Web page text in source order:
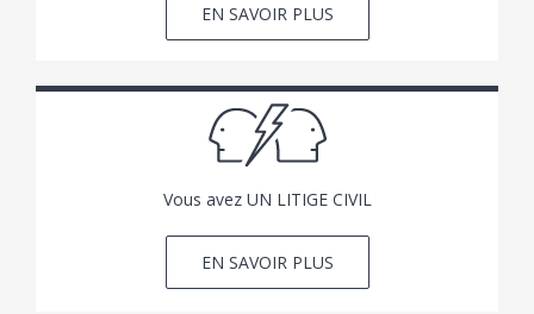
EN SAVOIR PLUS
Vous avez UN LITIGE CIVIL
EN SAVOIR PLUS